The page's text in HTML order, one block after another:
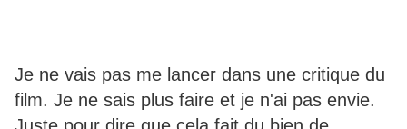
Je ne vais pas me lancer dans une critique du
film. Je ne sais plus faire et je n'ai pas envie.